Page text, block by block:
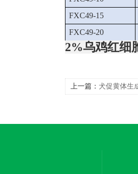
FXC49-15
FXC49-20
2%乌鸡红细
上一篇： 犬促黄体生